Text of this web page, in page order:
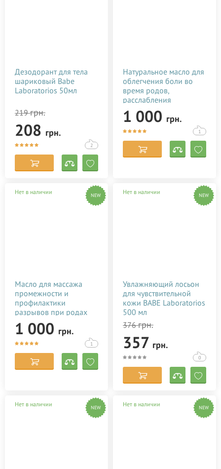
Дезодорант для тела
шариковый Babe
Laboratorios 50мл
219грн.
208 грн.
2
Натуральное масло для
облегчения боли во
время родов,
расслабления
роженицы Baby Teva
Babybo Oil 50 мл
1 000 грн.
1
Нет в наличии NEW
Масло для массажа
промежности и
профилактики
разрывов при родах
Baby Teva Peri Oil 100
мл
1 000 грн.
1
Нет в наличии NEW
Увлажняющий лосьон
для чувствительной
кожи BABE Laboratorios
500 мл
376грн.
357 грн.
0
Нет в наличии NEW Нет в наличии NEW